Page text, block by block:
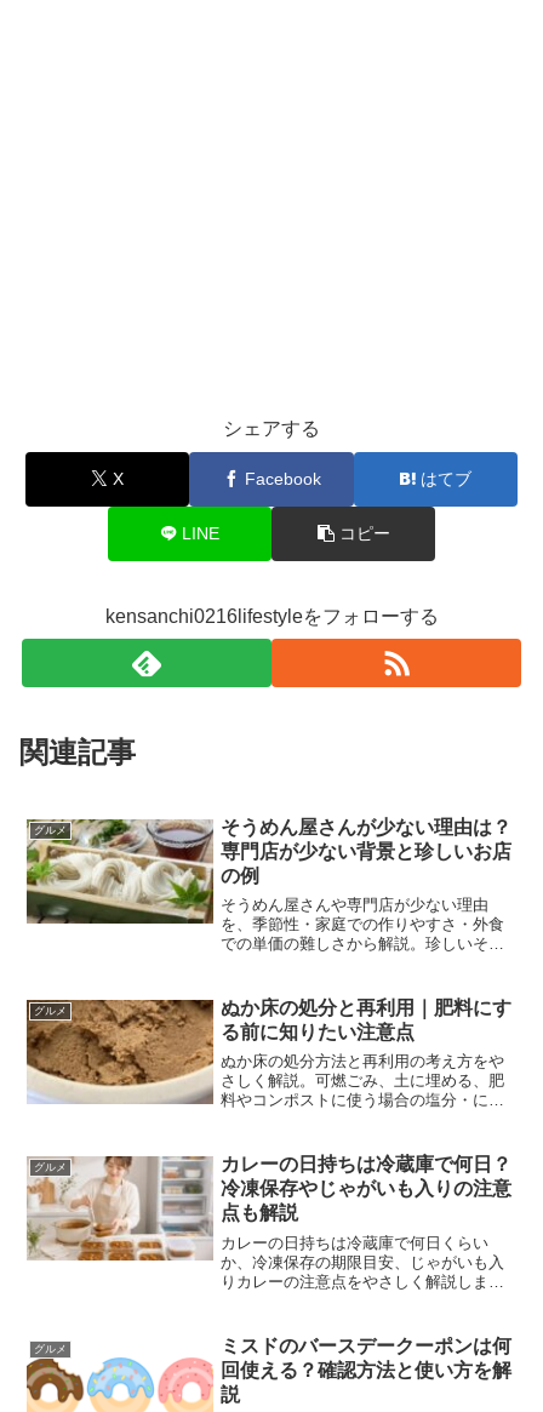
シェアする
X Facebook はてブ
LINE コピー
kensanchi0216lifestyleをフォローする
関連記事
グルメ
そうめん屋さんが少ない理由は？
専門店が少ない背景と珍しいお店
の例
そうめん屋さんや専門店が少ない理由
を、季節性・家庭での作りやすさ・外食
での単価の難しさから解説。珍しいそう
グルメ
ぬか床の処分と再利用｜肥料にす
る前に知りたい注意点
ぬか床の処分方法と再利用の考え方をや
さしく解説。可燃ごみ、土に埋める、肥
料やコンポストに使う場合の塩分・にお
グルメ
カレーの日持ちは冷蔵庫で何日？
冷凍保存やじゃがいも入りの注意
点も解説
カレーの日持ちは冷蔵庫で何日くらい
か、冷凍保存の期限目安、じゃがいも入
りカレーの注意点をやさしく解説しま
グルメ
ミスドのバースデークーポンは何
回使える？確認方法と使い方を解
説